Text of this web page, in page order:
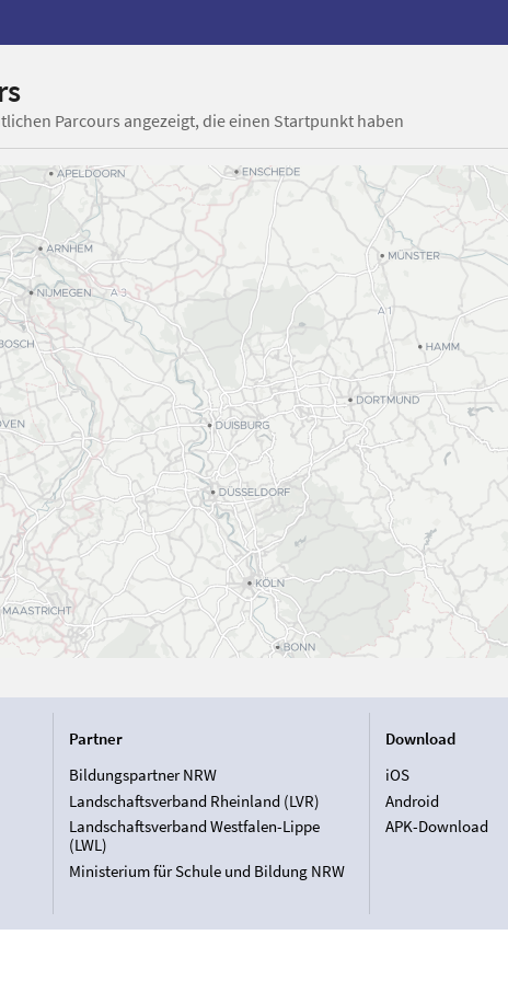
Parcours angezeigt, die einen Startpunkt haben
Partner
Bildungspartner NRW
Landschaftsverband Rheinland (LVR)
Landschaftsverband Westfalen-Lippe
(LWL)
Ministerium für Schule und Bildung NRW
Download
iOS
Android
APK-Download